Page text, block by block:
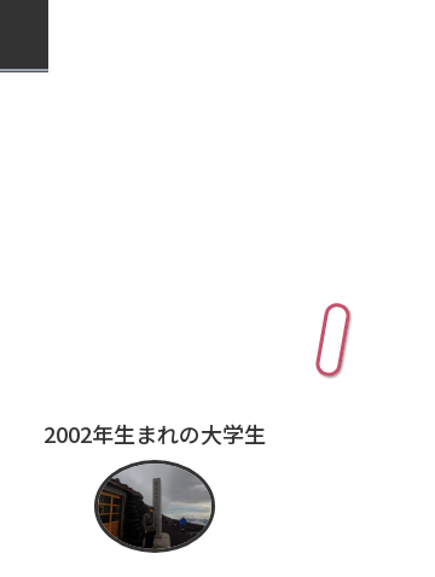
2002年生まれの大学生